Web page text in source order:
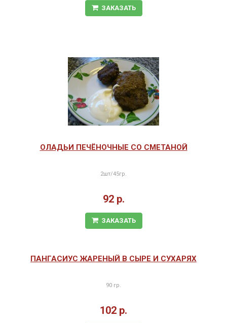
ЗАКАЗАТЬ
ОЛАДЬИ ПЕЧЁНОЧНЫЕ СО СМЕТАНОЙ
2шт/45гр.
92 р.
ЗАКАЗАТЬ
ПАНГАСИУС ЖАРЕНЫЙ В СЫРЕ И СУХАРЯХ
90 гр.
102 р.